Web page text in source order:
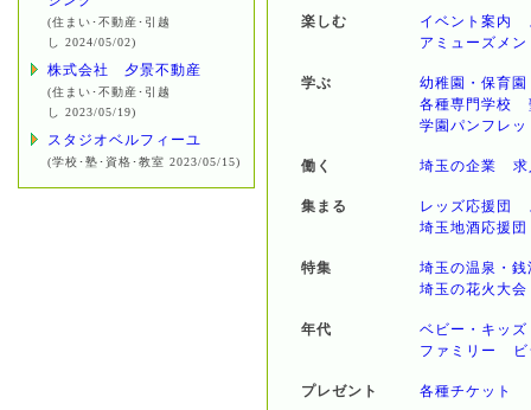
(住まい･不動産･引越
し 2024/05/02)
株式会社 夕景不動産
(住まい･不動産･引越
し 2023/05/19)
スタジオベルフィーユ
(学校･塾･資格･教室 2023/05/15)
楽しむ イベント案内
アミューズメン
学ぶ
幼稚園・保育園
各種専門学校
学園パンフレッ
働く 埼玉の企業
集まる レッズ応援団
埼玉地酒応援団
特集
埼玉の温泉・銭
埼玉の花火大会
年代
ベビー・キッズ
ファミリー
プレゼント 各種チケット